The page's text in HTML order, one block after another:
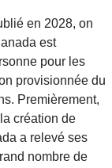
en 2028, on
est
pour les
provisionnée du
Premièrement,
création de
a relevé ses
nombre de